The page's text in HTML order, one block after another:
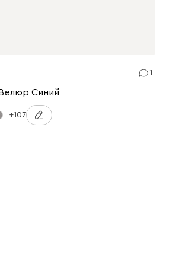
1
Синий
+107